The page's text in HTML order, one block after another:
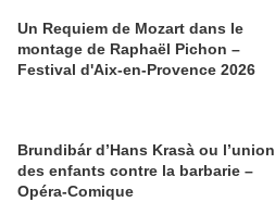
Un Requiem de Mozart dans le
montage de Raphaël Pichon –
Festival d'Aix-en-Provence 2026
Brundibár d’Hans Krasà ou l’union
des enfants contre la barbarie –
Opéra-Comique